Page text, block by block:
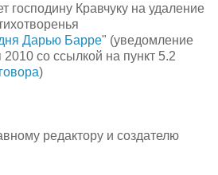
господину Кравчуку на удаление
Дарью Барре" (уведомление
со ссылкой на пункт 5.2
)
редактору и создателю